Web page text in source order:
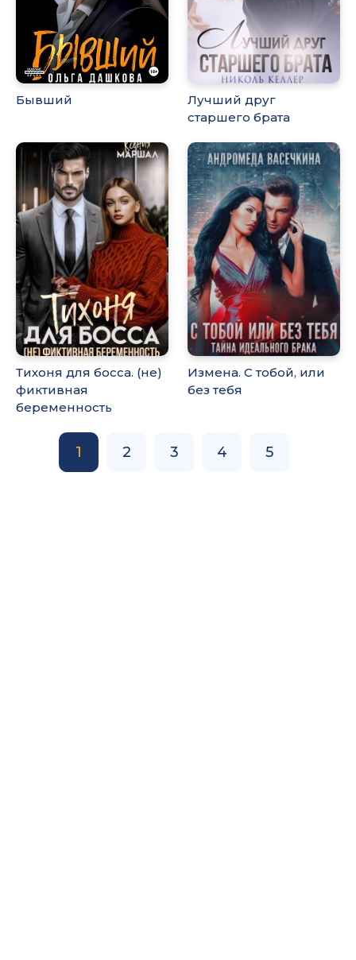
Бывший
Лучший друг
старшего брата
Тихоня для босса. (не)
фиктивная
беременность
Измена. С тобой, или
без тебя
1 2 3 4 5